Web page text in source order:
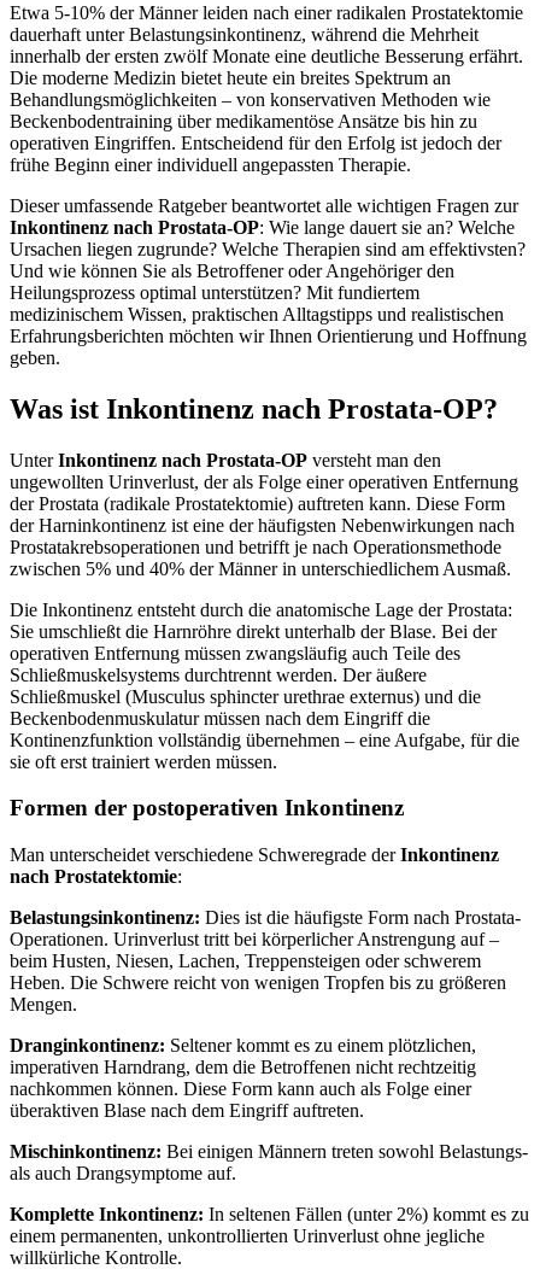
Etwa 5-10% der Männer leiden nach einer radikalen Prostatektomie
dauerhaft unter Belastungsinkontinenz, während die Mehrheit
innerhalb der ersten zwölf Monate eine deutliche Besserung erfährt.
Die moderne Medizin bietet heute ein breites Spektrum an
Behandlungsmöglichkeiten – von konservativen Methoden wie
Beckenbodentraining über medikamentöse Ansätze bis hin zu
operativen Eingriffen. Entscheidend für den Erfolg ist jedoch der
frühe Beginn einer individuell angepassten Therapie.
Dieser umfassende Ratgeber beantwortet alle wichtigen Fragen zur
Inkontinenz nach Prostata-OP: Wie lange dauert sie an? Welche
Ursachen liegen zugrunde? Welche Therapien sind am effektivsten?
Und wie können Sie als Betroffener oder Angehöriger den
Heilungsprozess optimal unterstützen? Mit fundiertem
medizinischem Wissen, praktischen Alltagstipps und realistischen
Erfahrungsberichten möchten wir Ihnen Orientierung und Hoffnung
geben.
Was ist Inkontinenz nach Prostata-OP?
UnterInkontinenz nach Prostata-OP versteht man den
ungewollten Urinverlust, der als Folge einer operativen Entfernung
der Prostata (radikale Prostatektomie) auftreten kann. Diese Form
der Harninkontinenz ist eine der häufigsten Nebenwirkungen nach
Prostatakrebsoperationen und betrifft je nach Operationsmethode
zwischen 5% und 40% der Männer in unterschiedlichem Ausmaß.
Die Inkontinenz entsteht durch die anatomische Lage der Prostata:
Sie umschließt die Harnröhre direkt unterhalb der Blase. Bei der
operativen Entfernung müssen zwangsläufig auch Teile des
Schließmuskelsystems durchtrennt werden. Der äußere
Schließmuskel (Musculus sphincter urethrae externus) und die
Beckenbodenmuskulatur müssen nach dem Eingriff die
Kontinenzfunktion vollständig übernehmen – eine Aufgabe, für die
sie oft erst trainiert werden müssen.
Formen der postoperativen Inkontinenz
Man unterscheidet verschiedene Schweregrade derInkontinenz
nach Prostatektomie:
Belastungsinkontinenz: Dies ist die häufigste Form nach Prostata-
Operationen. Urinverlust tritt bei körperlicher Anstrengung auf –
beim Husten, Niesen, Lachen, Treppensteigen oder schwerem
Heben. Die Schwere reicht von wenigen Tropfen bis zu größeren
Mengen.
Dranginkontinenz: Seltener kommt es zu einem plötzlichen,
imperativen Harndrang, dem die Betroffenen nicht rechtzeitig
nachkommen können. Diese Form kann auch als Folge einer
überaktiven Blase nach dem Eingriff auftreten.
Mischinkontinenz: Bei einigen Männern treten sowohl Belastungs-
als auch Drangsymptome auf.
Komplette Inkontinenz: In seltenen Fällen (unter 2%) kommt es zu
einem permanenten, unkontrollierten Urinverlust ohne jegliche
willkürliche Kontrolle.